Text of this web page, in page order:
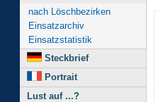
nach Löschbezirken
Einsatzarchiv
Einsatzstatistik
Steckbrief
Portrait
Lust auf ...?